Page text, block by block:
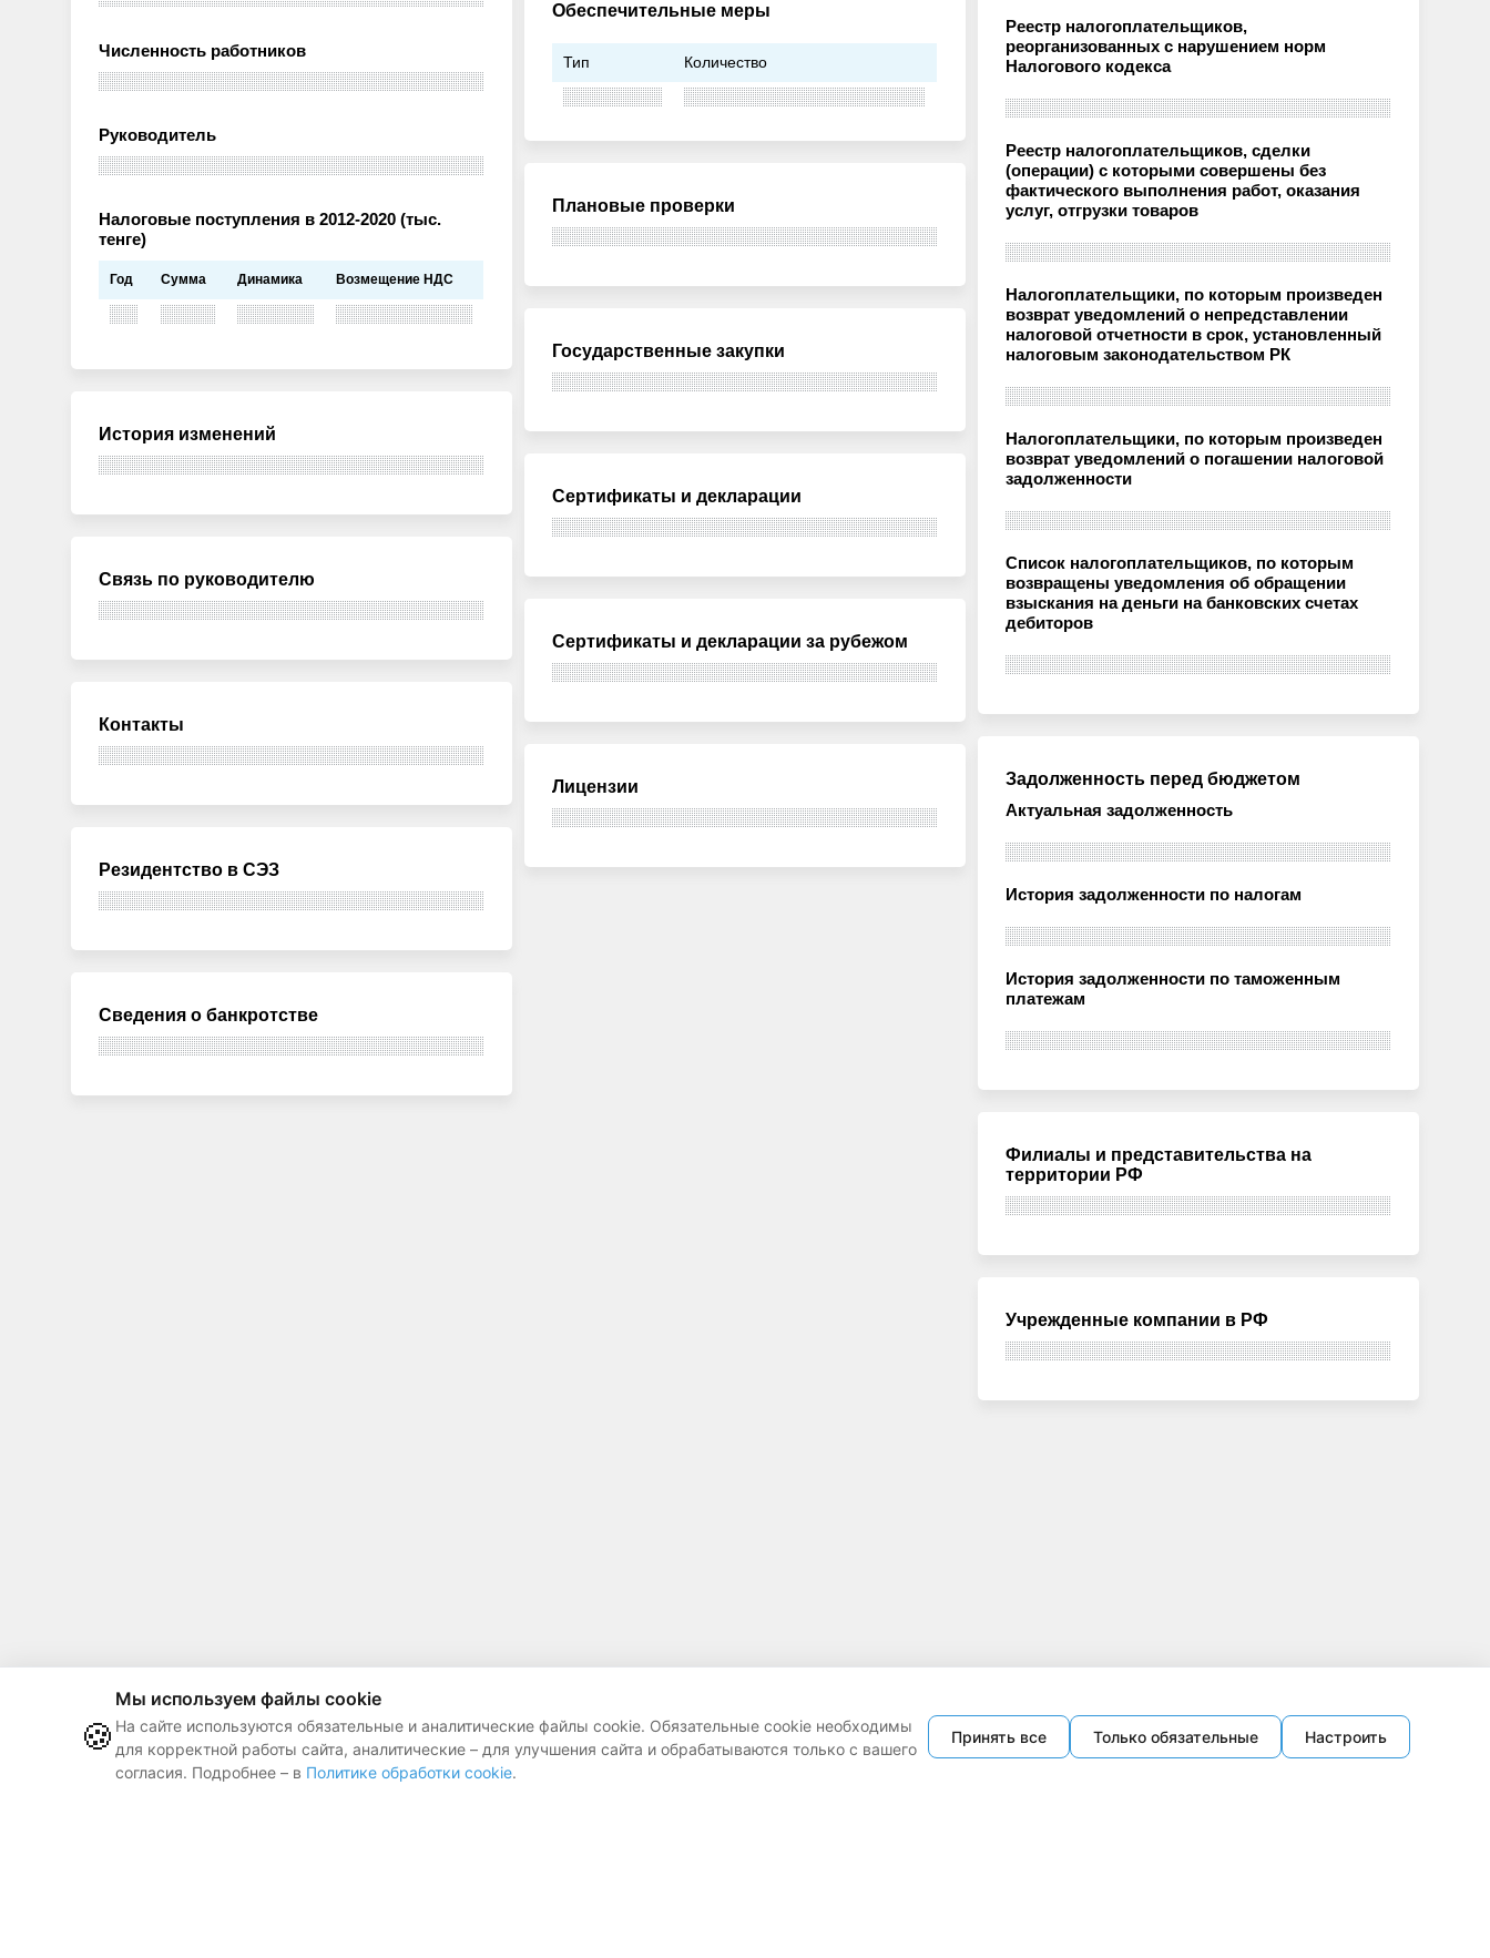
Численность работников
Руководитель
Налоговые поступления в 2012-2020 (тыс.
тенге)
Год Сумма Динамика Возмещение НДС
История изменений
Связь по руководителю
Контакты
Резидентство в СЭЗ
Сведения о банкротстве
Обеспечительные меры
Тип Количество
Плановые проверки
Государственные закупки
Сертификаты и декларации
Сертификаты и декларации за рубежом
Лицензии
Реестр налогоплательщиков,
реорганизованных с нарушением норм
Налогового кодекса
Реестр налогоплательщиков, сделки
(операции) с которыми совершены без
фактического выполнения работ, оказания
услуг, отгрузки товаров
Налогоплательщики, по которым произведен
возврат уведомлений о непредставлении
налоговой отчетности в срок, установленный
налоговым законодательством РК
Налогоплательщики, по которым произведен
возврат уведомлений о погашении налоговой
задолженности
Список налогоплательщиков, по которым
возвращены уведомления об обращении
взыскания на деньги на банковских счетах
дебиторов
Задолженность перед бюджетом
Актуальная задолженность
История задолженности по налогам
История задолженности по таможенным
платежам
Филиалы и представительства на
территории РФ
Учрежденные компании в РФ
🍪
Мы используем файлы cookie
На сайте используются обязательные и аналитические файлы cookie. Обязательные cookie необходимы
для корректной работы сайта, аналитические – для улучшения сайта и обрабатываются только с вашего
согласия. Подробнее – в Политике обработки cookie.
Принять все Только обязательные Настроить